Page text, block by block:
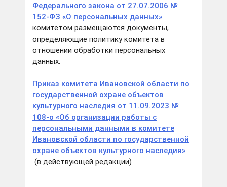
Федерального закона от 27.07.2006 №
152-ФЗ «О персональных данных»
комитетом размещаются документы,
определяющие политику комитета в
отношении обработки персональных
данных.
Приказ комитета Ивановской области по
государственной охране объектов
культурного наследия от 11.09.2023 №
108-о «Об организации работы с
персональными данными в комитете
Ивановской области по государственной
охране объектов культурного наследия»
(в действующей редакции)